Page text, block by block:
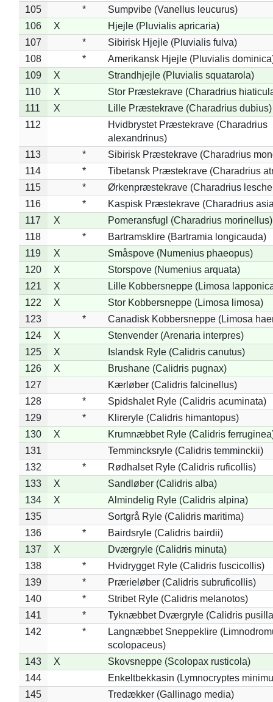
105 *
Sumpvibe (Vanellus leucurus)
106
X
Hjejle (Pluvialis apricaria)
107
*
Sibirisk Hjejle (Pluvialis fulva)
108
*
Amerikansk Hjejle (Pluvialis
109
X
Strandhjejle (Pluvialis squatarola)
110
X
Stor Præstekrave (Charadrius
111
X
Lille Præstekrave (Charadrius dubius)
112
Hvidbrystet Præstekrave (Charadrius
alexandrinus)
113
*
Sibirisk Præstekrave (Charadrius
114
*
Tibetansk Præstekrave (Charadrius
115
*
Ørkenpræstekrave (Charadrius
116
*
Kaspisk Præstekrave (Charadrius
117
X
Pomeransfugl (Charadrius morinellus)
118
*
Bartramsklire (Bartramia longicauda)
119
X
Småspove (Numenius phaeopus)
120
X
Storspove (Numenius arquata)
121
X
Lille Kobbersneppe (Limosa
122
X
Stor Kobbersneppe (Limosa limosa)
123
*
Canadisk Kobbersneppe (Limosa
124
X
Stenvender (Arenaria interpres)
125
X
Islandsk Ryle (Calidris canutus)
126
X
Brushane (Calidris pugnax)
127
Kærløber (Calidris falcinellus)
128
*
Spidshalet Ryle (Calidris acuminata)
129
*
Klireryle (Calidris himantopus)
130
X
Krumnæbbet Ryle (Calidris
131
Temmincksryle (Calidris temminckii)
132
*
Rødhalset Ryle (Calidris ruficollis)
133
X
Sandløber (Calidris alba)
134
X
Almindelig Ryle (Calidris alpina)
135
Sortgrå Ryle (Calidris maritima)
136
*
Bairdsryle (Calidris bairdii)
137
X
Dværgryle (Calidris minuta)
138
*
Hvidrygget Ryle (Calidris fuscicollis)
139
*
Prærieløber (Calidris subruficollis)
140
*
Stribet Ryle (Calidris melanotos)
141
*
Tyknæbbet Dværgryle (Calidris
142
*
Langnæbbet Sneppeklire
scolopaceus)
143
X
Skovsneppe (Scolopax rusticola)
144
Enkeltbekkasin (Lymnocryptes
145
Tredækker (Gallinago media)